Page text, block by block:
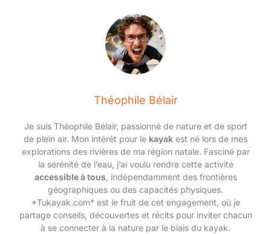
Théophile Bélair
Je suis Théophile Bélair, passionné de nature et de sport
de plein air. Mon intérêt pour le kayak est né lors de mes
explorations des rivières de ma région natale. Fasciné par
la sérénité de l’eau, j’ai voulu rendre cette activité
accessible à tous, indépendamment des frontières
géographiques ou des capacités physiques.
*Tukayak.com* est le fruit de cet engagement, où je
partage conseils, découvertes et récits pour inviter chacun
à se connecter à la nature par le biais du kayak.